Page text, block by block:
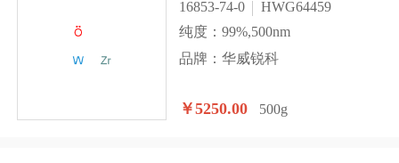
16853-74-0
HWG64459
纯度：99%,500nm
品牌：华威锐科
￥5250.00 500g